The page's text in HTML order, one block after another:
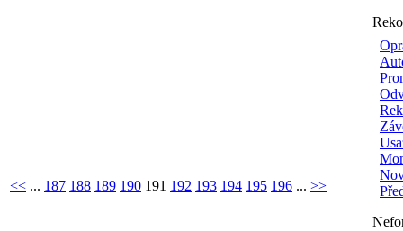
<< ... 187 188 189 190 191 192 193 194 195 196 ... >>